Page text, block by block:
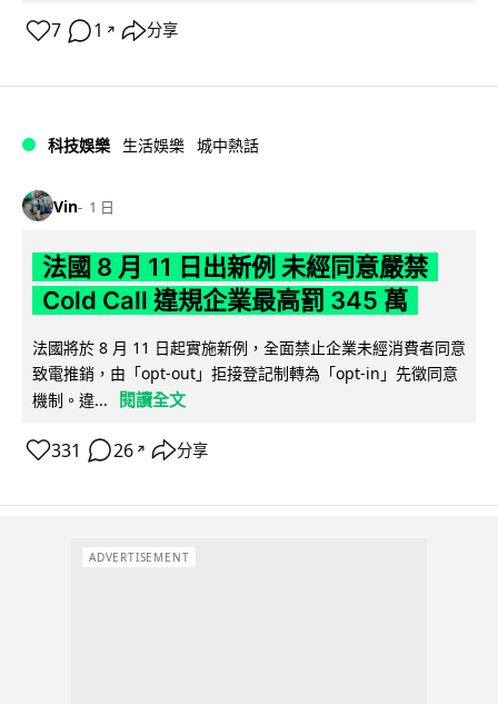
7 1 ↗ 分享
科技娛樂 生活娛樂 城中熱話
Vin 1 日
法國 8 月 11 日出新例 未經同意嚴禁
Cold Call 違規企業最高罰 345 萬
法國將於 8 月 11 日起實施新例，全面禁止企業未經消費者同意
致電推銷，由「opt-out」拒接登記制轉為「opt-in」先徵同意
機制。違...
閱讀全文
331 26 ↗ 分享
ADVERTISEMENT